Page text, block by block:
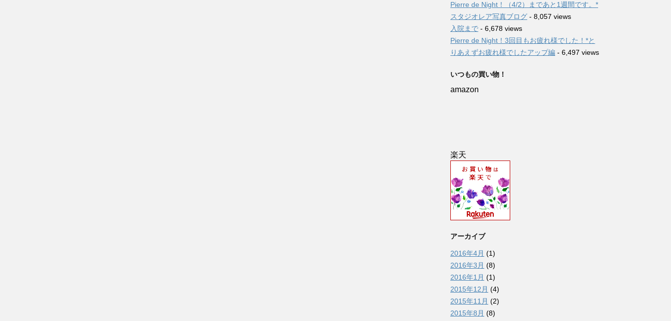
Pierre de Night！（4/2）まであと1週間です。*
スタジオレア写真ブログ - 8,057 views
入院まで - 6,678 views
Pierre de Night！3回目もお疲れ様でした！*と
りあえずお疲れ様でしたアップ編 - 6,497 views
いつもの買い物！
amazon
楽天
アーカイブ
2016年4月 (1)
2016年3月 (8)
2016年1月 (1)
2015年12月 (4)
2015年11月 (2)
2015年8月 (8)